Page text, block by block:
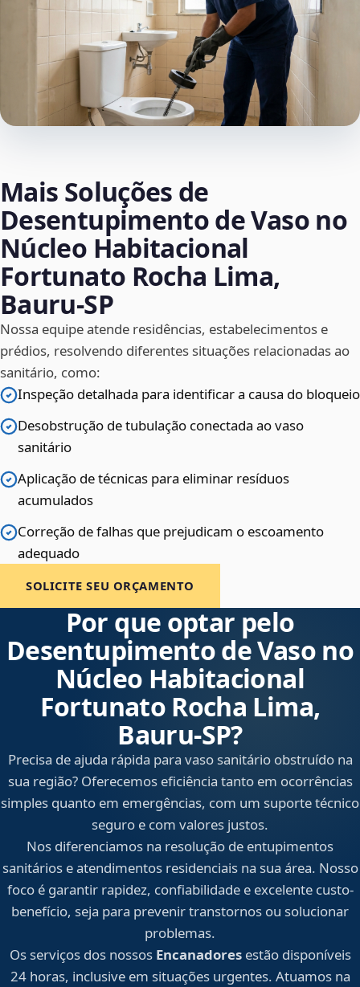
Mais Soluções de
Desentupimento de Vaso no
Núcleo Habitacional
Fortunato Rocha Lima,
Bauru‑SP
Nossa equipe atende residências, estabelecimentos e
prédios, resolvendo diferentes situações relacionadas ao
sanitário, como:
Inspeção detalhada para identificar a causa do bloqueio
Desobstrução de tubulação conectada ao vaso
sanitário
Aplicação de técnicas para eliminar resíduos
acumulados
Correção de falhas que prejudicam o escoamento
adequado
SOLICITE SEU ORÇAMENTO
Por que optar pelo
Desentupimento de Vaso no
Núcleo Habitacional
Fortunato Rocha Lima,
Bauru‑SP?
Precisa de ajuda rápida para vaso sanitário obstruído na
sua região? Oferecemos eficiência tanto em ocorrências
simples quanto em emergências, com um suporte técnico
seguro e com valores justos.
Nos diferenciamos na resolução de entupimentos
sanitários e atendimentos residenciais na sua área. Nosso
foco é garantir rapidez, confiabilidade e excelente custo-
benefício, seja para prevenir transtornos ou solucionar
problemas.
Os serviços dos nossos Encanadoresestão disponíveis
24 horas, inclusive em situações urgentes. Atuamos na